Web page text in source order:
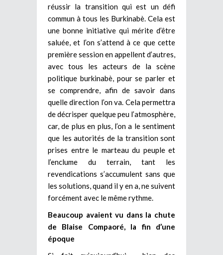
réussir la transition qui est un défi
commun à tous les Burkinabè. Cela est
une bonne initiative qui mérite d’être
saluée, et l’on s’attend à ce que cette
première session en appellent d’autres,
avec tous les acteurs de la scène
politique burkinabè, pour se parler et
se comprendre, afin de savoir dans
quelle direction l’on va. Cela permettra
de décrisper quelque peu l’atmosphère,
car, de plus en plus, l’on a le sentiment
que les autorités de la transition sont
prises entre le marteau du peuple et
l’enclume du terrain, tant les
revendications s’accumulent sans que
les solutions, quand il y en a, ne suivent
forcément avec le même rythme.
Beaucoup avaient vu dans la chute
de Blaise Compaoré, la fin d’une
époque